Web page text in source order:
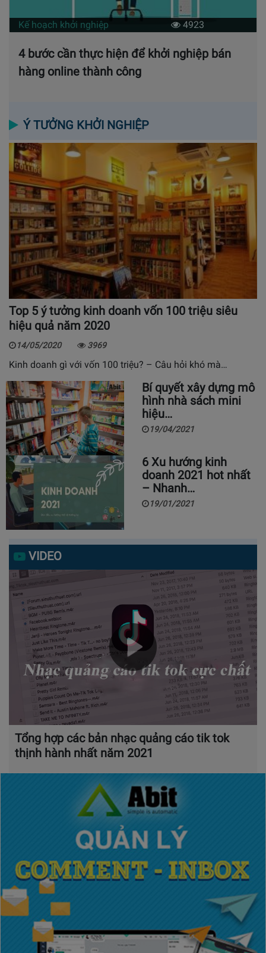
Kế hoạch khởi nghiệp 4923
4 bước cần thực hiện để khởi nghiệp bán
hàng online thành công
Ý TƯỞNG KHỞI NGHIỆP
Top 5 ý tưởng kinh doanh vốn 100 triệu siêu
hiệu quả năm 2020
14/05/2020 3969
Kinh doanh gì với vốn 100 triệu? – Câu hỏi khó mà…
Bí quyết xây dựng mô
hình nhà sách mini
hiệu…
19/04/2021
6 Xu hướng kinh
doanh 2021 hot nhất
– Nhanh…
19/01/2021
VIDEO
Tổng hợp các bản nhạc quảng cáo tik tok
thịnh hành nhất năm 2021